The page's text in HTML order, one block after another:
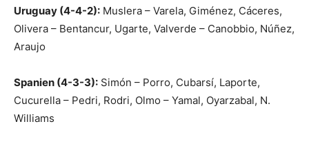
Uruguay (4-4-2): Muslera – Varela, Giménez, Cáceres,
Olivera – Bentancur, Ugarte, Valverde – Canobbio, Núñez,
Araujo
Spanien (4-3-3): Simón – Porro, Cubarsí, Laporte,
Cucurella – Pedri, Rodri, Olmo – Yamal, Oyarzabal, N.
Williams